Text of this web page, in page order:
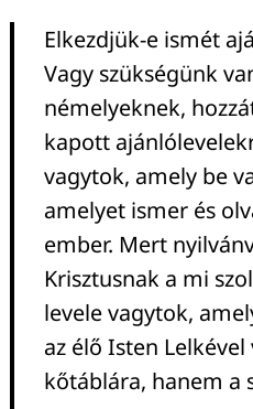
Elkezdjük-e ismét
Vagy szükségünk
némelyeknek,
kapott
vagytok, amely be
amelyet ismer és
ember. Mert
Krisztusnak a mi
levele vagytok,
az élő Isten
kőtáblára, hanem a